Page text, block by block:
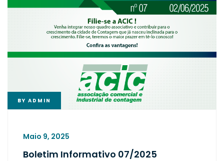
BY ADMIN
Maio 9, 2025
Boletim Informativo 07/2025